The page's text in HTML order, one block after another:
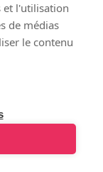
qualité
et l'utilisation
de médias
le contenu